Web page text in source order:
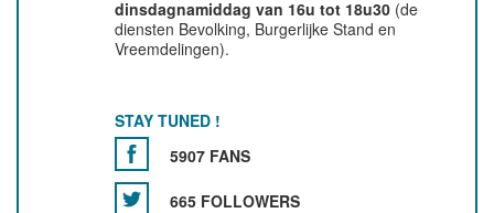
dinsdagnamiddag van 16u tot 18u30 (de
diensten Bevolking, Burgerlijke Stand en
Vreemdelingen).
STAY TUNED !
5907 FANS
665 FOLLOWERS